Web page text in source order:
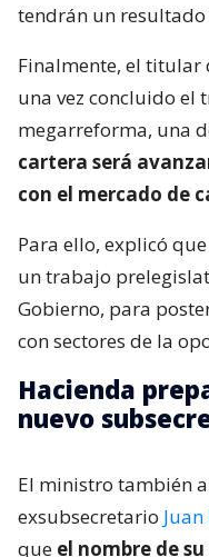
tendrán un resultado
Finalmente, el titular
una vez concluido el
megarreforma, una
cartera será
con el mercado de
Para ello, explicó
un trabajo
Gobierno, para
con sectores de la
Hacienda
nuevo
El ministro también
exsubsecretario
que el nombre de